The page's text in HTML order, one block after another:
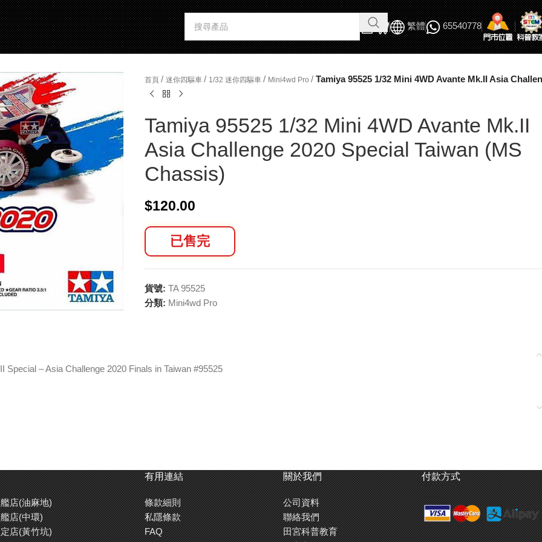
繁體 65540778
首頁 / 迷你四驅車 / 1/32 迷你四驅車 / Mini4wd Pro / Tamiya 95525 1/32 Mini 4WD Avante Mk.II Asia
Tamiya 95525 1/32 Mini 4WD Avante Mk.II
Asia Challenge 2020 Special Taiwan (MS
Chassis)
$120.00
已售完
貨號: TA 95525
分類: Mini4wd Pro
– Asia Challenge 2020 Finals in Taiwan #95525
店(油麻地)
店(中環)
店(黃竹坑)
有用連結
條款細則
私隱條款
FAQ
關於我們
公司資料
聯絡我們
田宮科普教育
付款方式